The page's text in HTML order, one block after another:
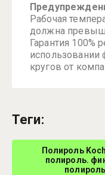
Рабочая
должна
Гарантия 100%
кругов от
теги:
Полироль
полироль.